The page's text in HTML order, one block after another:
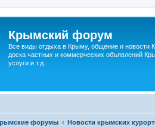
Крымский форум
Все виды отдыха в Крыму, общение и новости
доска частных и коммерческих объявлений
услуги и т.д.
форумы Новости крымских